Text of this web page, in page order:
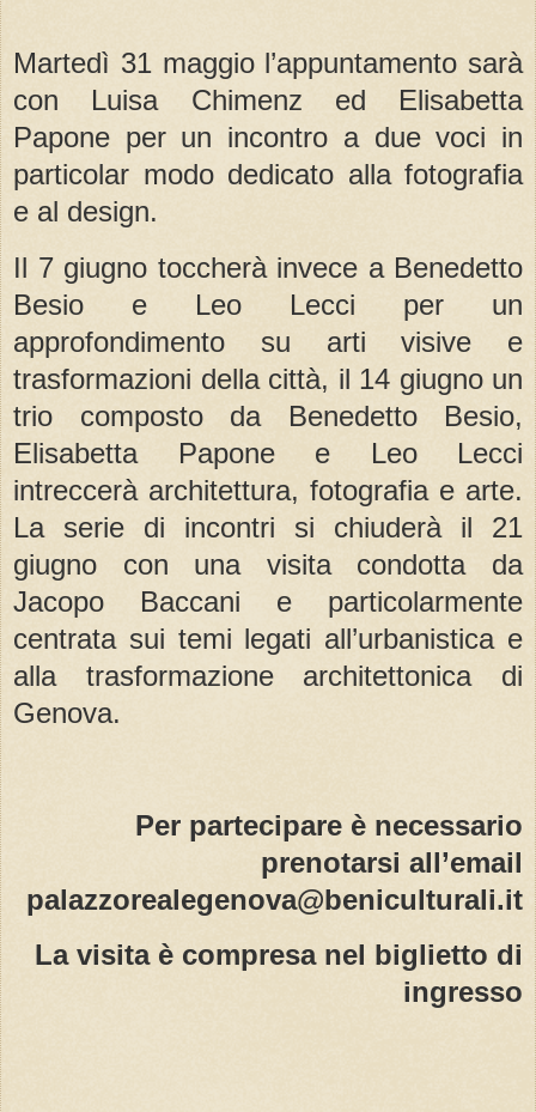
Martedì 31 maggio l’appuntamento sarà
con Luisa Chimenz ed Elisabetta
Papone per un incontro a due voci in
particolar modo dedicato alla fotografia
e al design.
Il 7 giugno toccherà invece a Benedetto
Besio e Leo Lecci per un
approfondimento su arti visive e
trasformazioni della città, il 14 giugno un
trio composto da Benedetto Besio,
Elisabetta Papone e Leo Lecci
intreccerà architettura, fotografia e arte.
La serie di incontri si chiuderà il 21
giugno con una visita condotta da
Jacopo Baccani e particolarmente
centrata sui temi legati all’urbanistica e
alla trasformazione architettonica di
Genova.
Per partecipare è necessario
prenotarsi all’email
palazzorealegenova@beniculturali.it
La visita è compresa nel biglietto di
ingresso